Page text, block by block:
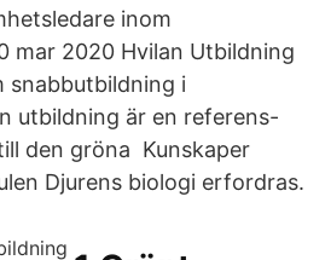
inom
mar 2020 Hvilan Utbildning
snabbutbildning i
utbildning är en referens-
den gröna Kunskaper
Djurens biologi erfordras.